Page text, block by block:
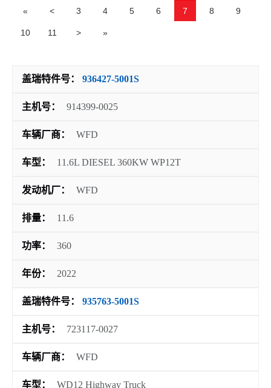
« < 3 4 5 6 7 8 9
10 11 > »
盖瑞特件号： 936427-5001S
主机号： 914399-0025
车辆厂商： WFD
车型： 11.6L DIESEL 360KW WP12T
发动机厂： WFD
排量： 11.6
功率： 360
年份： 2022
盖瑞特件号： 935763-5001S
主机号： 723117-0027
车辆厂商： WFD
车型： WD12 Highway Truck